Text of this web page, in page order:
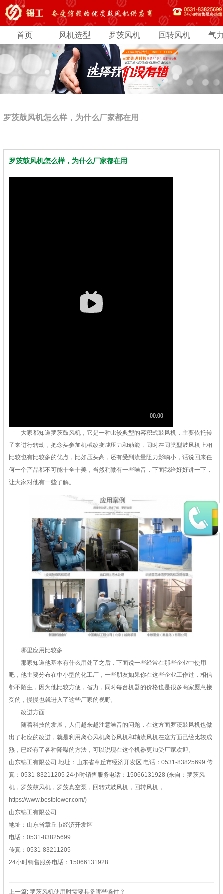
首页 风机选型 罗茨风机 回转风机 气
罗茨鼓风机怎么样，为什么厂家都在用
罗茨鼓风机怎么样，为什么厂家都在用
大家都知道罗茨鼓风机，它是一种比较典型的容积式鼓风机，主要依托转
子来进行转动，把念头参加机械改变成压力和动能，同时在同类型鼓风机上相
比较也有比较多的优点，比如压头高，还有受到流量阻力影响小，话说回来任
何一个产品都不可能十全十美，当然稍微有一些噪音，下面我给好好讲一下，
让大家对他有一些了解。
哪里应用比较多
那家知道他基本有什么用处了之后，下面说一些经常在那些企业中使用
吧，他主要分布在中小型的化工厂，一些朋友如果你在这些企业工作过，相信
都不陌生，因为他比较方便，省力，同时每台机器的价格也是很多商家愿意接
受的，慢慢也就进入了这些厂家的视野。
改进方面
随着科技的发展，人们越来越注意噪音的问题，在这方面罗茨鼓风机也做
出了相应的改进，就是利用离心风机离心风机和轴流风机在这方面已经比较成
熟，已经有了各种降噪的方法，可以说现在这个机器更加受厂家欢迎。
山东锦工有限公司 地址：山东省章丘市经济开发区 电话：0531-83825699 传
真：0531-83211205 24小时销售服务电话：15066131928 (来自：罗茨风
机，罗茨鼓风机，罗茨真空泵，回转式鼓风机，回转风机，
https://www.bestblower.com/)
山东锦工有限公司
地址：山东省章丘市经济开发区
电话：0531-83825699
传真：0531-83211205
24小时销售服务电话：15066131928
上一篇: 罗茨风机使用时需要具备哪些条件？